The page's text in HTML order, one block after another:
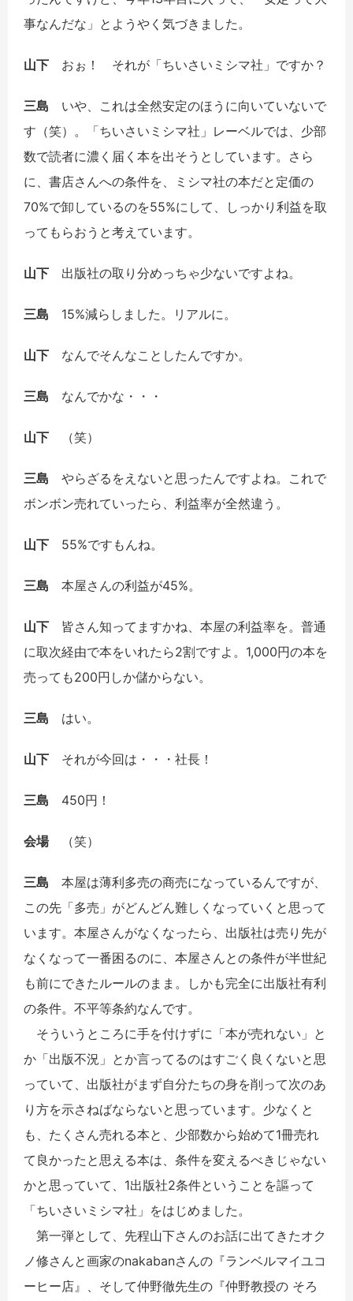
事なんだな」とようやく気づきました。
山下 おぉ！ それが「ちいさいミシマ社」ですか？
三島 いや、これは全然安定のほうに向いていないで
す（笑）。「ちいさいミシマ社」レーベルでは、少部
数で読者に濃く届く本を出そうとしています。さら
に、書店さんへの条件を、ミシマ社の本だと定価の
70%で卸しているのを55%にして、しっかり利益を取
ってもらおうと考えています。
山下 出版社の取り分めっちゃ少ないですよね。
三島 15%減らしました。リアルに。
山下 なんでそんなことしたんですか。
三島 なんでかな・・・
山下 （笑）
三島 やらざるをえないと思ったんですよね。これで
ボンボン売れていったら、利益率が全然違う。
山下 55%ですもんね。
三島 本屋さんの利益が45%。
山下 皆さん知ってますかね、本屋の利益率を。普通
に取次経由で本をいれたら2割ですよ。1,000円の本を
売っても200円しか儲からない。
三島 はい。
山下 それが今回は・・・社長！
三島 450円！
会場 （笑）
三島 本屋は薄利多売の商売になっているんですが、
この先「多売」がどんどん難しくなっていくと思って
います。本屋さんがなくなったら、出版社は売り先が
なくなって一番困るのに、本屋さんとの条件が半世紀
も前にできたルールのまま。しかも完全に出版社有利
の条件。不平等条約なんです。
そういうところに手を付けずに「本が売れない」と
か「出版不況」とか言ってるのはすごく良くないと思
っていて、出版社がまず自分たちの身を削って次のあ
り方を示さねばならないと思っています。少なくと
も、たくさん売れる本と、少部数から始めて1冊売れ
て良かったと思える本は、条件を変えるべきじゃない
かと思っていて、1出版社2条件ということを謳って
「ちいさいミシマ社」をはじめました。
第一弾として、先程山下さんのお話に出てきたオク
ノ修さんと画家のnakabanさんの『ランベルマイユコ
ーヒー店』、そして仲野徹先生の『仲野教授の そろ